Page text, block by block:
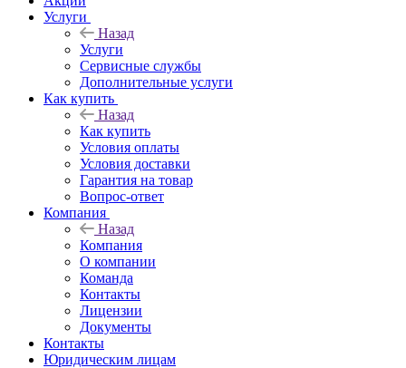
Услуги
Назад
Услуги
Сервисные службы
Дополнительные услуги
Как купить
Назад
Как купить
Условия оплаты
Условия доставки
Гарантия на товар
Вопрос-ответ
Компания
Назад
Компания
О компании
Команда
Контакты
Лицензии
Документы
Контакты
Юридическим лицам